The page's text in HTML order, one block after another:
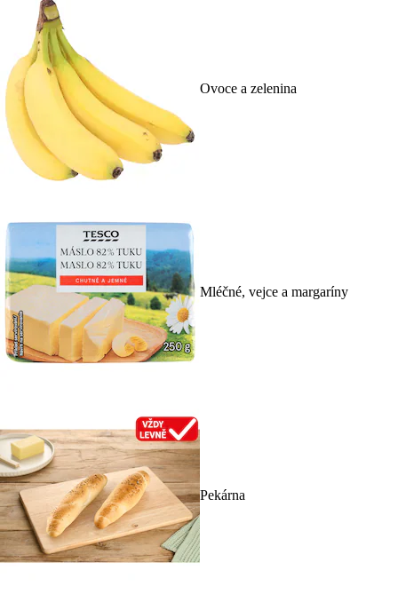
Ovoce a zelenina
Mléčné, vejce a margaríny
Pekárna